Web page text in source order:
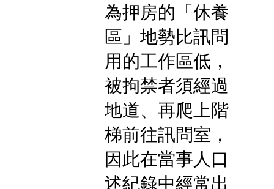
為押房的「休養
區」地勢比訊問
用的工作區低，
被拘禁者須經過
地道、再爬上階
梯前往訊問室，
因此在當事人口
述紀錄中經常出